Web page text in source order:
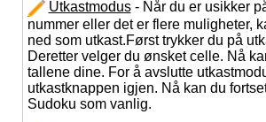
Utkastmodus- Når du er usikker
nummer eller det er flere muligheter,
ned som utkast.Først trykker du på
Deretter velger du ønsket celle. Nå
tallene dine. For å avslutte
utkastknappen igjen. Nå kan du
Sudoku som vanlig.